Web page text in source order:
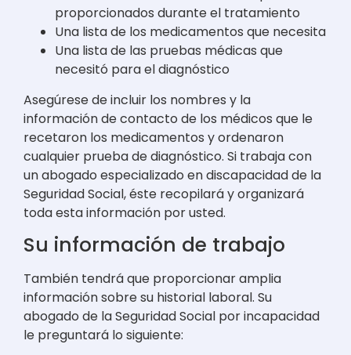
proporcionados durante el tratamiento
Una lista de los medicamentos que necesita
Una lista de las pruebas médicas que
necesitó para el diagnóstico
Asegúrese de incluir los nombres y la
información de contacto de los médicos que le
recetaron los medicamentos y ordenaron
cualquier prueba de diagnóstico. Si trabaja con
un abogado especializado en discapacidad de la
Seguridad Social, éste recopilará y organizará
toda esta información por usted.
Su información de trabajo
También tendrá que proporcionar amplia
información sobre su historial laboral. Su
abogado de la Seguridad Social por incapacidad
le preguntará lo siguiente: